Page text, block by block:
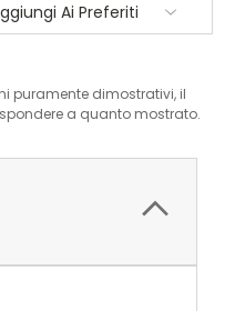
Ai Preferiti
puramente dimostrativi, il
a quanto mostrato.